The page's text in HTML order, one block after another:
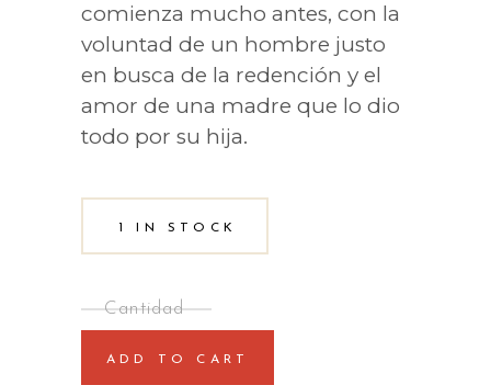
comienza mucho antes, con la
voluntad de un hombre justo
en busca de la redención y el
amor de una madre que lo dio
todo por su hija.
1 IN STOCK
ADD TO CART